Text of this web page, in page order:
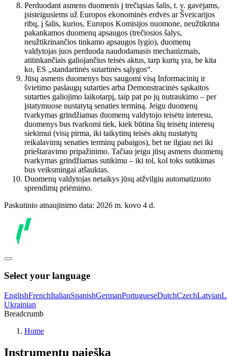
Perduodant asmens duomenis į trečiąsias šalis, t. y. gavėjams,
įsisteigusiems už Europos ekonominės erdvės ar Šveicarijos
ribų, į šalis, kurios, Europos Komisijos nuomone, neužtikrina
pakankamos duomenų apsaugos (trečiosios šalys,
neužtikrinančios tinkamo apsaugos lygio), duomenų
valdytojas juos perduoda naudodamasis mechanizmais,
atitinkančiais galiojančius teisės aktus, tarp kurių yra, be kita
ko, ES „standartinės sutartinės sąlygos“.
Jūsų asmens duomenys bus saugomi visą Informacinių ir
švietimo paslaugų sutarties arba Demonstracinės sąskaitos
sutarties galiojimo laikotarpį, taip pat po jų nutraukimo – per
įstatymuose nustatytą senaties terminą. Jeigu duomenų
tvarkymas grindžiamas duomenų valdytojo teisėtu interesu,
duomenys bus tvarkomi tiek, kiek būtina šių teisėtų interesų
siekimui (visų pirma, iki taikytinų teisės aktų nustatytų
reikalavimų senaties terminų pabaigos), bet ne ilgiau nei iki
prieštaravimo pripažinimo. Tačiau jeigu jūsų asmens duomenų
tvarkymas grindžiamas sutikimu – iki tol, kol toks sutikimas
bus veiksmingai atšauktas.
Duomenų valdytojas netaikys jūsų atžvilgiu automatizuoto
sprendimų priėmimo.
Paskutinio atnaujinimo data: 2026 m. kovo 4 d.
Select your language
EnglishFrenchItalianSpanishGermanPortugueseDutchCzechLatvian
Ukrainian
Breadcrumb
Home
Instrumentų paieška